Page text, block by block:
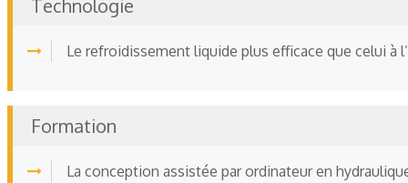
Technologie
Le refroidissement liquide plus efficace que celui à
Formation
La conception assistée par ordinateur en